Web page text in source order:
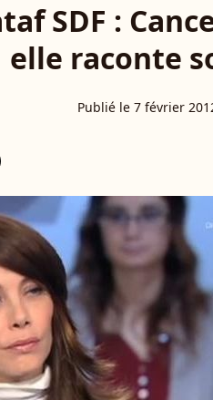
SDF :
elle raconte
Publié le 7 février